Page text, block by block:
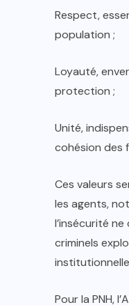
Respect,
population ;
Loyauté,
protection ;
Unité,
cohésion des
Ces valeurs
les agents,
l’insécurité
criminels
Pour la PNH,